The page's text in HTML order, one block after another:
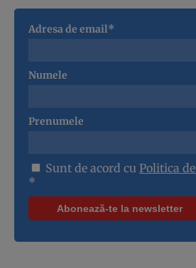
Adresa de email*
Numele
Prenumele
Sunt de acord cu Politica
*